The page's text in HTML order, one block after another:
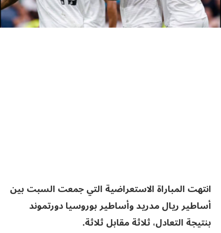
انتهت المباراة الاستعراضية التي جمعت السبت بين
أساطير ريال مدريد وأساطير بوروسيا دورتموند
بنتيجة التعادل، ثلاثة مقابل ثلاثة.